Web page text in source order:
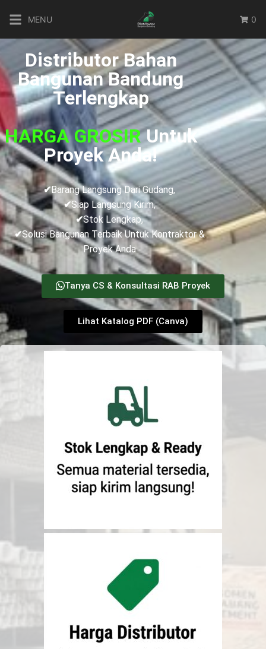
MENU 0
Distributor Bahan
Bangunan Bandung
Terlengkap
HARGA GROSIRUntuk
Proyek Anda!
✔Barang Langsung Dari Gudang,
✔Siap Langsung Kirim,
✔Stok Lengkap,
✔Solusi Bangunan Terbaik Untuk Kontraktor &
Proyek Anda
Tanya CS & Konsultasi RAB Proyek
Lihat Katalog PDF (Canva)